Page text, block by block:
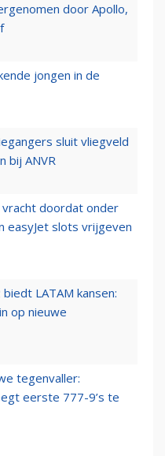
door Apollo,
jongen in de
sluit vliegveld
bij ANVR
doordat onder
easyJet slots vrijgeven
LATAM kansen:
op nieuwe
tegenvaller:
eerste 777-9’s te